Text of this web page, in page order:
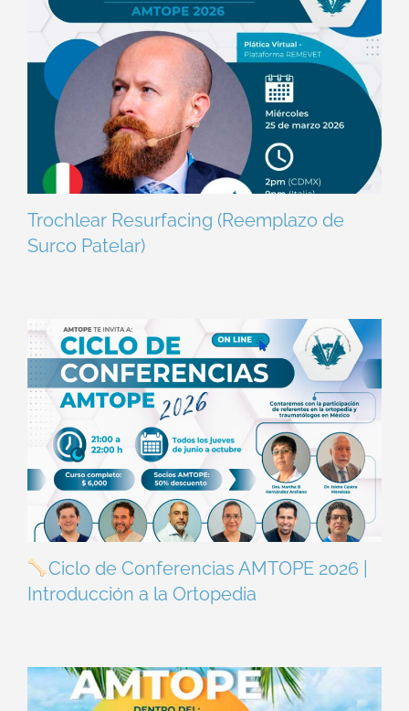
Trochlear Resurfacing (Reemplazo de
Surco Patelar)
Ciclo de Conferencias AMTOPE 2026 |
Introducción a la Ortopedia